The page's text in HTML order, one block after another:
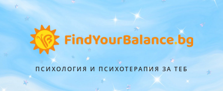
ПСИХОЛОГИЯ И ПСИХОТЕРАПИЯ ЗА ТЕБ